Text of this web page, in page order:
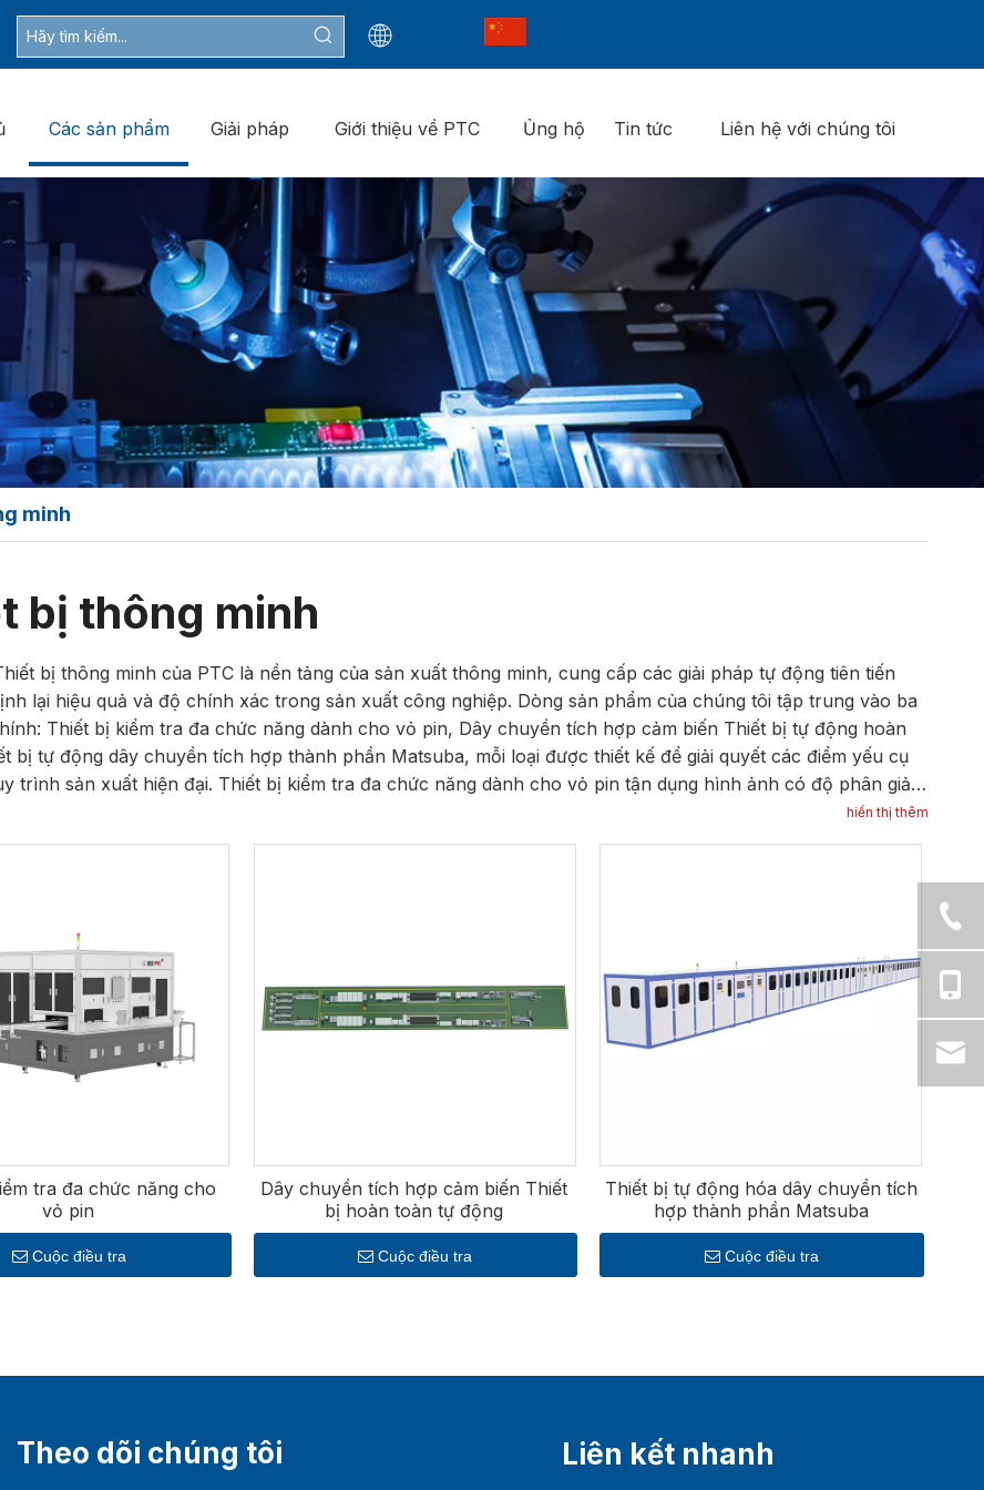
Các sản phẩm Giải pháp Giới thiệu về PTC Ủng hộ Tin tức Liên hệ với chúng tôi
minh
bị thông minh
bị thông minh của PTC là nền tảng của sản xuất thông minh, cung cấp các giải pháp tự động tiên tiến
lại hiệu quả và độ chính xác trong sản xuất công nghiệp. Dòng sản phẩm của chúng tôi tập trung vào ba
Thiết bị kiểm tra đa chức năng dành cho vỏ pin, Dây chuyền tích hợp cảm biến Thiết bị tự động hoàn
bị tự động dây chuyền tích hợp thành phần Matsuba, mỗi loại được thiết kế để giải quyết các điểm yếu cụ
trình sản xuất hiện đại. Thiết bị kiểm tra đa chức năng dành cho vỏ pin tận dụng hình ảnh có độ phân giải
nghệ cảm biến tiên tiến để phát hiện các khuyết tật, đo các kích thước quan trọng và đảm bảo tính toàn vẹn
thành phần thiết yếu trong lĩnh vực năng lượng mới. Dây chuyền tích hợp cảm biến Thiết bị hoàn toàn tự
hiệu quả các linh kiện Matsuba, có thiết kế mô-đun cho phép cấu hình linh hoạt để thích ứng với nhu cầu
thay đổi. Tất cả Thiết bị thông minh PTC đều được xây dựng dựa trên nguyên tắc Công nghiệp 4.0, hỗ trợ
mạch với hệ thống thực thi sản xuất (MES) và nền tảng phân tích dữ liệu để ra quyết định dựa trên dữ liệu.
người dùng trực quan, khả năng giám sát từ xa và tích hợp dễ dàng vào dây chuyền sản xuất hiện có, các
minh của chúng tôi được thiết kế để hỗ trợ các nhà sản xuất tối ưu hóa hoạt động, giảm thời gian sản
trì kiểm soát chất lượng nghiêm ngặt. Cam kết về chất lượng của PTC đảm bảo tuân thủ các tiêu chuẩn quốc
hiển thị thêm
tra đa chức năng cho
vỏ pin
Cuộc điều tra
Dây chuyền tích hợp cảm biến Thiết
bị hoàn toàn tự động
Cuộc điều tra
Thiết bị tự động hóa dây chuyền tích
hợp thành phần Matsuba
Cuộc điều tra
Theo dõi chúng tôi Liên kết nhanh